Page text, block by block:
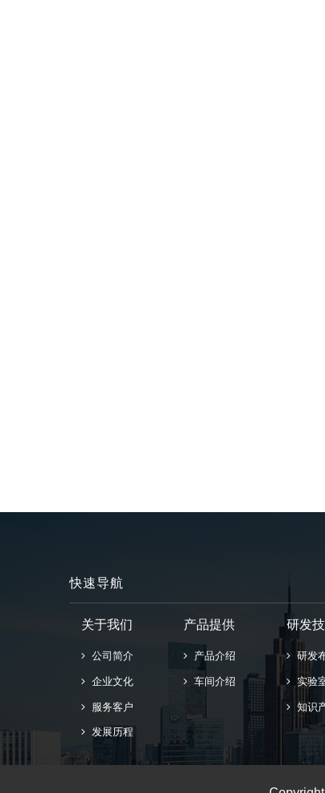
快速导航
关于我们
公司简介
企业文化
服务客户
发展历程
产品提供
产品介绍
车间介绍
研发
研发
实验
知识